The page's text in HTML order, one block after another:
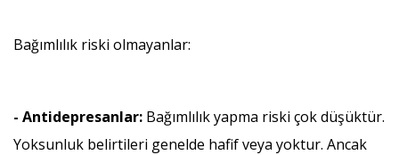
Bağımlılık riski olmayanlar:
- Antidepresanlar: Bağımlılık yapma riski çok düşüktür.
Yoksunluk belirtileri genelde hafif veya yoktur. Ancak